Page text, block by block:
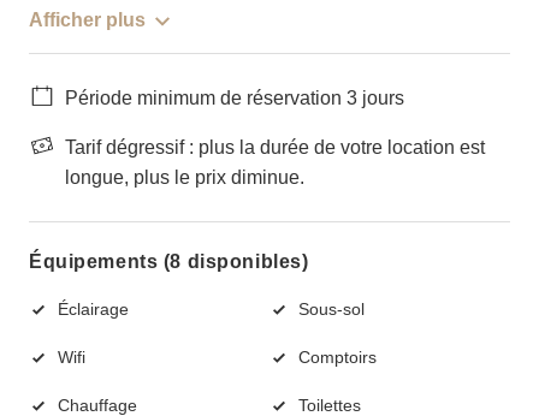
Afficher plus
Période minimum de réservation 3 jours
Tarif dégressif : plus la durée de votre location est
longue, plus le prix diminue.
Équipements (8 disponibles)
Éclairage Sous-sol
Wifi Comptoirs
Chauffage Toilettes